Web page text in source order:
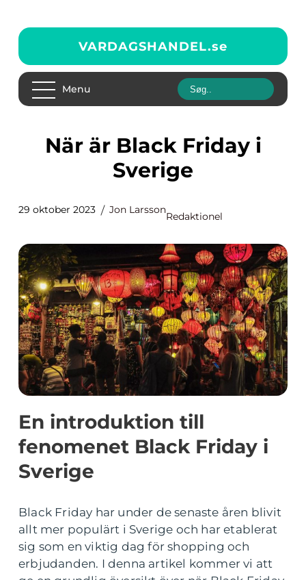
VARDAGSHANDEL.se
Menu
När är Black Friday i
Sverige
29 oktober 2023 Jon Larsson
Redaktionel
En introduktion till
fenomenet Black Friday i
Sverige
Black Friday har under de senaste åren blivit
allt mer populärt i Sverige och har etablerat
sig som en viktig dag för shopping och
erbjudanden. I denna artikel kommer vi att